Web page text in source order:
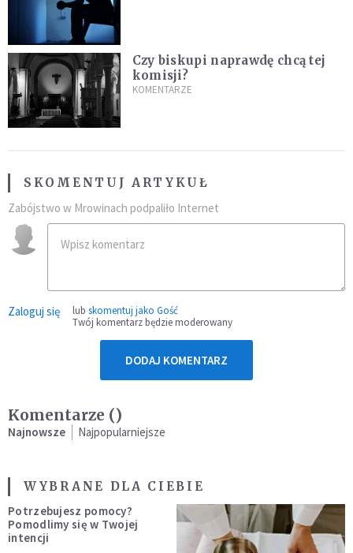
Czy biskupi naprawdę chcą tej
komisji?
KOMENTARZE
SKOMENTUJ ARTYKUŁ
Zabójstwo w Mrowinach podpaliło Internet
Zaloguj się lub skomentuj jako Gość
Twój komentarz będzie moderowany
DODAJ KOMENTARZ
Komentarze ()
Najnowsze Najpopularniejsze
WYBRANE DLA CIEBIE
Potrzebujesz pomocy?
Pomodlimy się w Twojej
intencji